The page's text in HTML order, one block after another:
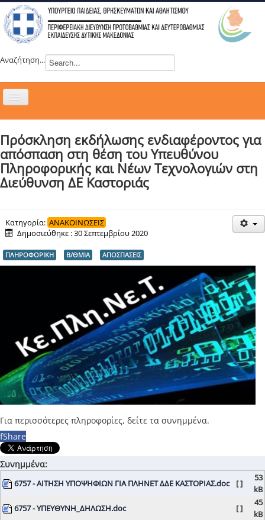
Αναζήτηση...
Εναλλαγή
ΝΕΑ
ΣΥΜΒΟΥΛΙΑ
ΕΥΡΩΠΑΪΚΑ ΠΡΟΓΡΑΜΜΑΤΑ
ΔΡΑΣΕΙΣ
ΕΠΙΚΟΙΝΩΝΙΑ
ΕΞ ΑΠΟΣΤΑΣΕΩΣ ΕΚΠΑΙΔΕΥΣΗ
Πρόσκληση εκδήλωσης ενδιαφέροντος για
απόσπαση στη θέση του Υπευθύνου
Πληροφορικής και Νέων Τεχνολογιών στη
Διεύθυνση ΔΕ Καστοριάς
Κατηγορία: ΑΝΑΚΟΙΝΩΣΕΙΣ
Δημοσιεύθηκε : 30 Σεπτεμβρίου 2020
ΠΛΗΡΟΦΟΡΙΚΗ Β/ΘΜΙΑ ΑΠΟΣΠΑΣΕΙΣ
Για περισσότερες πληροφορίες, δείτε τα συνημμένα.
fShare
Συνημμένα:
6757 - ΑΙΤΗΣΗ ΥΠΟΨΗΦΙΩΝ ΓΙΑ ΠΛΗΝΕΤ ΔΔΕ ΚΑΣΤΟΡΙΑΣ.doc [ ]
53
kB
6757 - ΥΠΕΥΘΥΝΗ_ΔΗΛΩΣΗ.doc
[ ]
45
kB